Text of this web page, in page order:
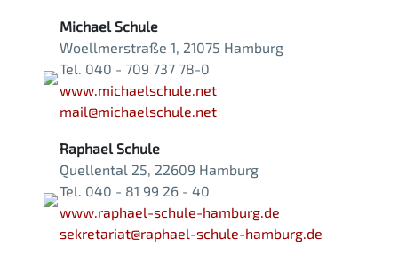
Michael Schule
Woellmerstraße 1, 21075 Hamburg
Tel. 040 - 709 737 78-0
www.michaelschule.net
mail@michaelschule.net
Raphael Schule
Quellental 25, 22609 Hamburg
Tel. 040 - 81 99 26 - 40
www.raphael-schule-hamburg.de
sekretariat@raphael-schule-hamburg.de